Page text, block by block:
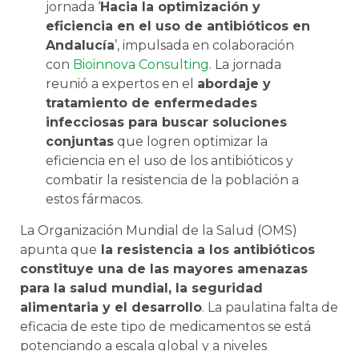
jornada ‘Hacia la optimización y
eficiencia en el uso de antibióticos en
Andalucía’, impulsada en colaboración
con Bioinnova Consulting. La jornada
reunió a expertos en el abordaje y
tratamiento de enfermedades
infecciosas para buscar soluciones
conjuntasque logren optimizar la
eficiencia en el uso de los antibióticos y
combatir la resistencia de la población a
estos fármacos.
La Organización Mundial de la Salud (OMS)
apunta que la resistencia a los antibióticos
constituye una de las mayores amenazas
para la salud mundial, la seguridad
alimentaria y el desarrollo. La paulatina falta de
eficacia de este tipo de medicamentos se está
potenciando a escala global y a niveles